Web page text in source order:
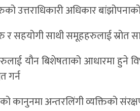
उत्तराधिकारी अधिकार
र सहयोगी साथी समूहहरुलाई स्रोत
यौन बिशेषताको आधारमा हुने
गर्न
कानुनमा अन्तरलिंगी व्यक्तिको